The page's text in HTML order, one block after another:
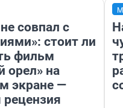
совпал с
стоит ли
фильм
орел» на
экране —
рецензия